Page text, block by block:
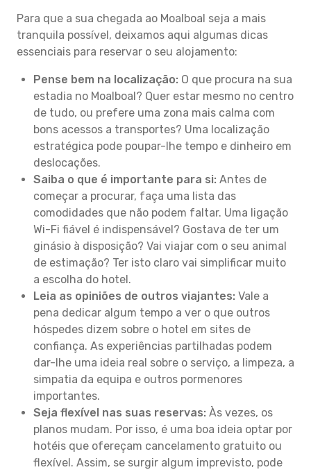
Para que a sua chegada ao Moalboal seja a mais
tranquila possível, deixamos aqui algumas dicas
essenciais para reservar o seu alojamento:
Pense bem na localização: O que procura na sua
estadia no Moalboal? Quer estar mesmo no centro
de tudo, ou prefere uma zona mais calma com
bons acessos a transportes? Uma localização
estratégica pode poupar-lhe tempo e dinheiro em
deslocações.
Saiba o que é importante para si: Antes de
começar a procurar, faça uma lista das
comodidades que não podem faltar. Uma ligação
Wi-Fi fiável é indispensável? Gostava de ter um
ginásio à disposição? Vai viajar com o seu animal
de estimação? Ter isto claro vai simplificar muito
a escolha do hotel.
Leia as opiniões de outros viajantes: Vale a
pena dedicar algum tempo a ver o que outros
hóspedes dizem sobre o hotel em sites de
confiança. As experiências partilhadas podem
dar-lhe uma ideia real sobre o serviço, a limpeza, a
simpatia da equipa e outros pormenores
importantes.
Seja flexível nas suas reservas: Às vezes, os
planos mudam. Por isso, é uma boa ideia optar por
hotéis que ofereçam cancelamento gratuito ou
flexível. Assim, se surgir algum imprevisto, pode